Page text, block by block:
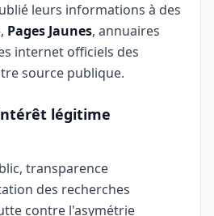
leurs informations à des
Pages Jaunes, annuaires
internet officiels des
source publique.
légitime
transparence
des recherches
contre l'asymétrie